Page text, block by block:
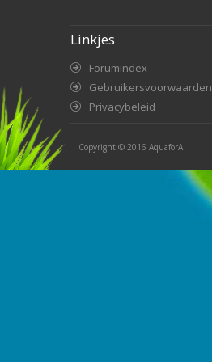
Linkjes
Forumindex
Gebruikersvoorwaarden
Privacybeleid
Copyright © 2016 AquaforA